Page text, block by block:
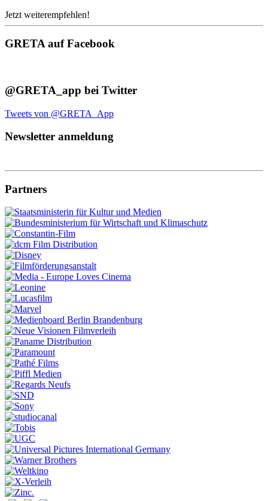
Jetzt weiterempfehlen!
GRETA auf Facebook
@GRETA_app bei Twitter
Tweets von @GRETA_App
Newsletter anmeldung
Partners